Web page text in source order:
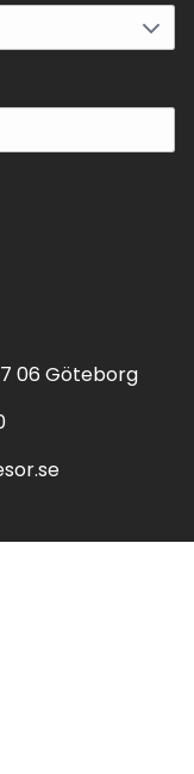
06 Göteborg